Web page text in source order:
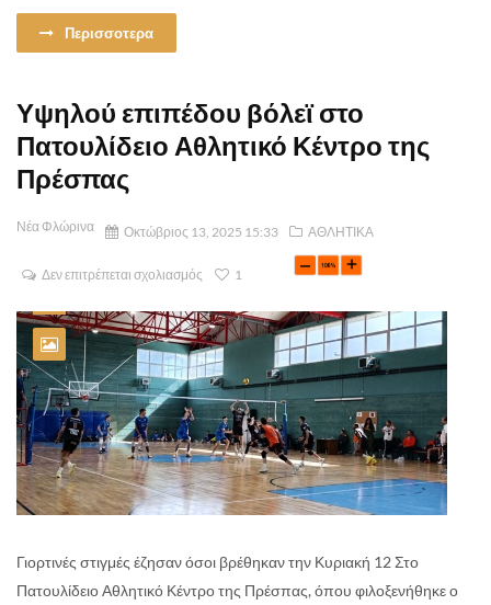
Περισσοτερα
Υψηλού επιπέδου βόλεϊ στο
Πατουλίδειο Αθλητικό Κέντρο της
Πρέσπας
Νέα Φλώρινα Οκτώβριος 13, 2025 15:33 ΑΘΛΗΤΙΚΑ
Δεν επιτρέπεται σχολιασμός 1
Γιορτινές στιγμές έζησαν όσοι βρέθηκαν την Κυριακή 12 Στο
Πατουλίδειο Αθλητικό Κέντρο της Πρέσπας, όπου φιλοξενήθηκε ο